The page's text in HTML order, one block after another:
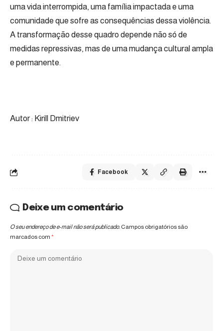
uma vida interrompida, uma família impactada e uma
comunidade que sofre as consequências dessa violência.
A transformação desse quadro depende não só de
medidas repressivas, mas de uma mudança cultural ampla
e permanente.
Autor : Kirill Dmitriev
Facebook
Deixe um comentário
O seu endereço de e-mail não será publicado. Campos obrigatórios são
marcados com *